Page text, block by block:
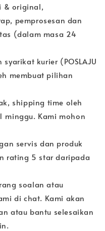
& original,
pemprosesan dan
(dalam masa 24
kurier (POSLAJU
membuat pilihan
shipping time oleh
minggu. Kami mohon
servis dan produk
rating 5 star daripada
soalan atau
di chat. Kami akan
atau bantu selesaikan